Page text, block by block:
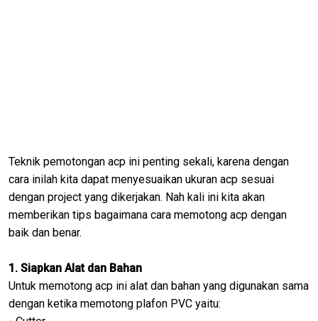
Teknik pemotongan acp ini penting sekali, karena dengan
cara inilah kita dapat menyesuaikan ukuran acp sesuai
dengan project yang dikerjakan. Nah kali ini kita akan
memberikan tips bagaimana cara memotong acp dengan
baik dan benar.
1. Siapkan Alat dan Bahan
Untuk memotong acp ini alat dan bahan yang digunakan sama
dengan ketika memotong plafon PVC yaitu: